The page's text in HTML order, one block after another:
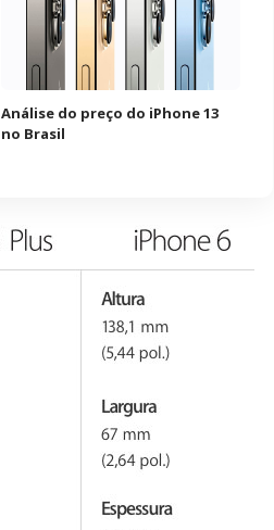
Análise do preço do iPhone 13
no Brasil